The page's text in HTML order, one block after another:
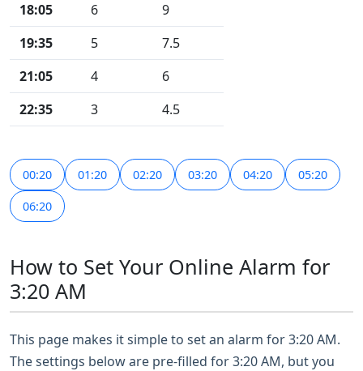
18:05
6
9
19:35
5
7.5
21:05
4
6
22:35
3 4.5
00:20 01:20 02:20 03:20 04:20 05:20
06:20
How to Set Your Online Alarm for
3:20 AM
This page makes it simple to set an alarm for 3:20 AM.
The settings below are pre-filled for 3:20 AM, but you